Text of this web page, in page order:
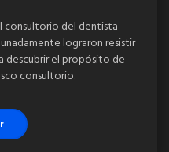
consultorio del dentista
lograron resistir
descubrir el propósito de
consultorio.